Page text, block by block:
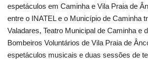
Cultura
Lazer
espetáculos em Caminha e Vila Praia de
entre o INATEL e o Município de Caminha
Valadares, Teatro Municipal de Caminha e
Bombeiros Voluntários de Vila Praia de
espetáculos musicais e duas sessões de